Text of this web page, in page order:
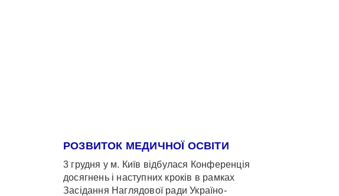
РОЗВИТОК МЕДИЧНОЇ ОСВІТИ
3 грудня у м. Київ відбулася Конференція
досягнень і наступних кроків в рамках
Засідання Наглядової ради Україно-